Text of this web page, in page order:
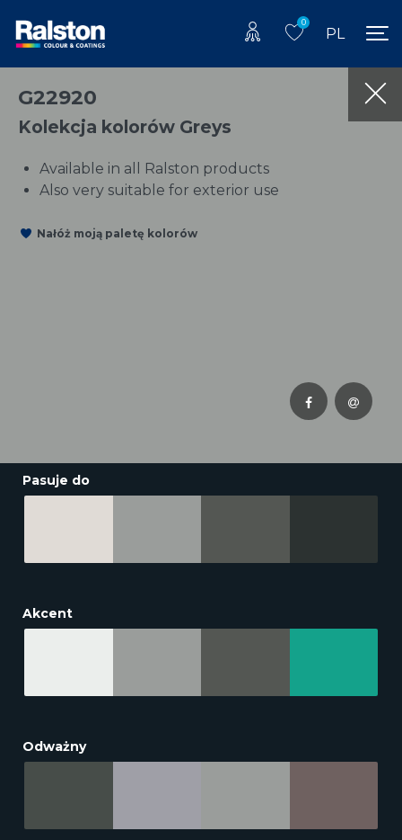
0
PL
G22920
Kolekcja kolorów Greys
Available in all Ralston products
Also very suitable for exterior use
Nałóż moją paletę kolorów
Pasuje do
Akcent
Odważny